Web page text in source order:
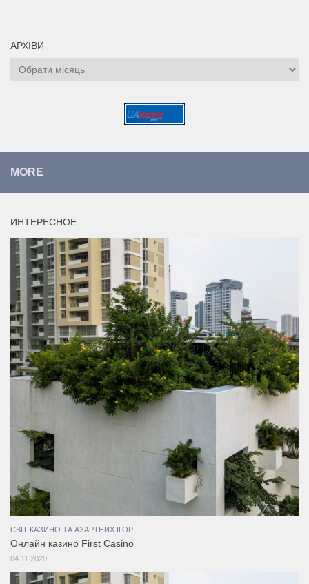
АРХІВИ
Архіви
MORE
ИНТЕРЕСНОЕ
СВІТ КАЗИНО ТА АЗАРТНИХ ІГОР
Онлайн казино First Casino
04.11.2020